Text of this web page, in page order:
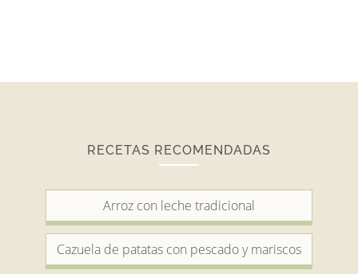
RECETAS RECOMENDADAS
Arroz con leche tradicional
Cazuela de patatas con pescado y mariscos